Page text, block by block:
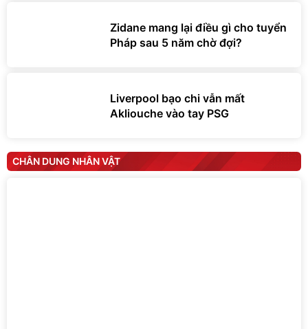
Zidane mang lại điều gì cho tuyển
Pháp sau 5 năm chờ đợi?
Liverpool bạo chi vẫn mất
Akliouche vào tay PSG
CHÂN DUNG NHÂN VẬT